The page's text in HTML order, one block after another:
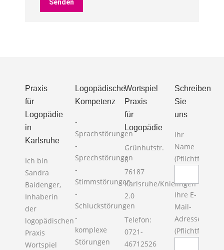
Praxis
für
Logopädie
in
Karlsruhe
Ich bin
Sandra
Baidenger,
Inhaberin
der
logopädischen
Praxis
Wortspiel
Logopädische
Kompetenz
-
Sprachstörungen
-
Sprechstörungen
-
Stimmstörungen
-
Schluckstörungen
-
komplexe
Störungen
Wortspiel
Praxis
für
Logopädie
Grünhutstr.
8
76187
Karlsruhe/Knielingen
2.0
Telefon:
0721-
46712526
Schreiben
Sie
uns
Ihr
Name
(Pflichtfeld)
Ihre E-
Mail-
Adresse
(Pflichtfeld)